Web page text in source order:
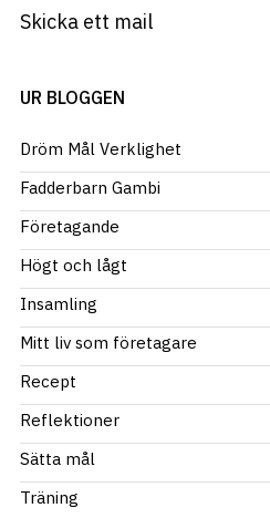
Skicka ett mail
UR BLOGGEN
Dröm Mål Verklighet
Fadderbarn Gambi
Företagande
Högt och lågt
Insamling
Mitt liv som företagare
Recept
Reflektioner
Sätta mål
Träning